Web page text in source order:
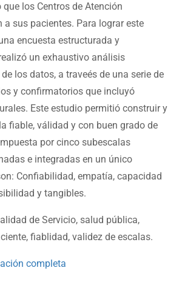
los Centros de Atención
a sus pacientes. Para lograr este
encuesta estructurada y
un exhaustivo análisis
los datos, a traveés de una serie de
y confirmatorios que incluyó
Este estudio permitió construir y
fiable, válidad y con buen grado de
por cinco subescalas
e integradas en un único
Confiabilidad, empatía, capacidad
y tangibles.
de Servicio, salud pública,
fiablidad, validez de escalas.
completa